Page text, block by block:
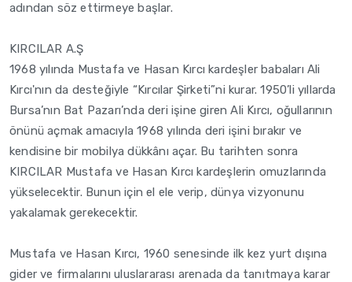
adından söz ettirmeye başlar.
KIRCILAR A.Ş
1968 yılında Mustafa ve Hasan Kırcı kardeşler babaları Ali
Kırcı'nın da desteğiyle “Kırcılar Şirketi”ni kurar. 1950’li yıllarda
Bursa’nın Bat Pazarı’nda deri işine giren Ali Kırcı, oğullarının
önünü açmak amacıyla 1968 yılında deri işini bırakır ve
kendisine bir mobilya dükkânı açar. Bu tarihten sonra
KIRCILAR Mustafa ve Hasan Kırcı kardeşlerin omuzlarında
yükselecektir. Bunun için el ele verip, dünya vizyonunu
yakalamak gerekecektir.
Mustafa ve Hasan Kırcı, 1960 senesinde ilk kez yurt dışına
gider ve firmalarını uluslararası arenada da tanıtmaya karar